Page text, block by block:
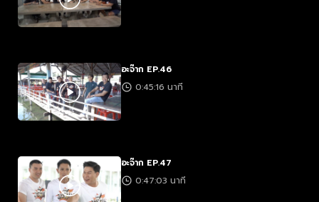
อะจ๊าก EP.46
0:45:16 นาที
อะจ๊าก EP.47
0:47:03 นาที